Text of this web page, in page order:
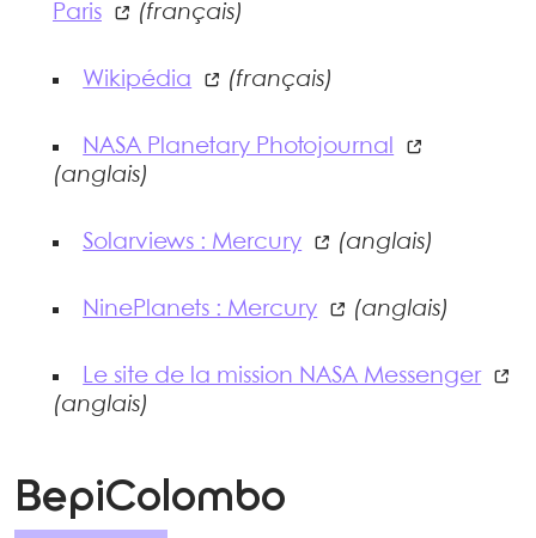
Paris
(français)
Wikipédia (français)
NASA Planetary Photojournal
(anglais)
Solarviews : Mercury (anglais)
NinePlanets : Mercury (anglais)
Le site de la mission NASA Messenger
(anglais)
BepiColombo